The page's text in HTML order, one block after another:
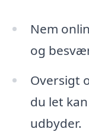
Nem
og
Oversigt
du let
udbyder.